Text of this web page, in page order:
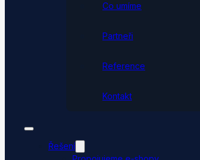
Co umíme
Partneři
Reference
Kontakt
Řešení